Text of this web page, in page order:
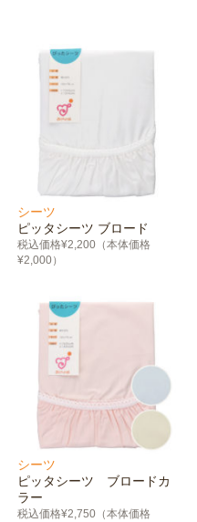
シーツ
ピッタシーツ ブロード
税込価格¥2,200（本体価格
¥2,000）
シーツ
ピッタシーツ ブロードカ
ラー
税込価格¥2,750（本体価格